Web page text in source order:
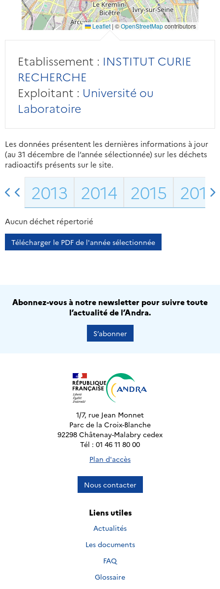
Leaflet | ©OpenStreetMapcontributors
Etablissement : INSTITUT CURIE
RECHERCHE
Exploitant : Université ou
Laboratoire
Les données présentent les dernières informations à jour
(au 31 décembre de l’année sélectionnée) sur les déchets
radioactifs présents sur le site.
2013 2014 2015 2016
Aucun déchet répertorié
Télécharger le PDF de l'année sélectionnée
Abonnez-vous à notre newsletter pour suivre toute
l’actualité de l’Andra.
S’abonner
1/7, rue Jean Monnet
Parc de la Croix-Blanche
92298 Châtenay-Malabry cedex
Tél : 01 46 11 80 00
Plan d'accès
Nous contacter
Liens utiles
Actualités
Les documents
FAQ
Glossaire